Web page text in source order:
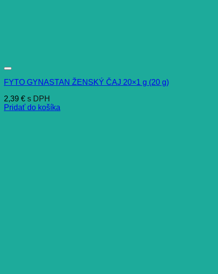
FYTO GYNASTAN ŽENSKÝ ČAJ 20×1 g (20 g)
2,39 € s DPH
Pridať do košíka